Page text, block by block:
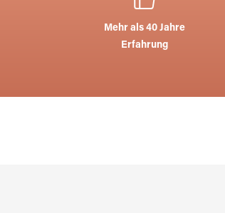
Mehr als 40 Jahre
Erfahrung